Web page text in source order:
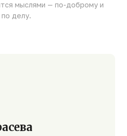
мыслями — по-доброму и
по делу.